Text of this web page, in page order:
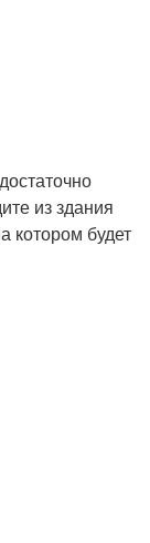
из здания
котором будет